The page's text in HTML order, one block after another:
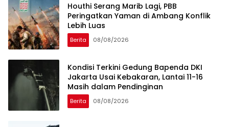
Houthi Serang Marib Lagi, PBB
Peringatkan Yaman di Ambang Konflik
Lebih Luas
Berita 08/08/2026
Kondisi Terkini Gedung Bapenda DKI
Jakarta Usai Kebakaran, Lantai 11-16
Masih dalam Pendinginan
Berita 08/08/2026